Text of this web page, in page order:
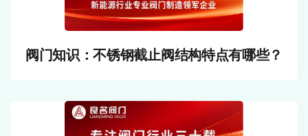
阀门知识：不锈钢截止阀结构特点有哪些？